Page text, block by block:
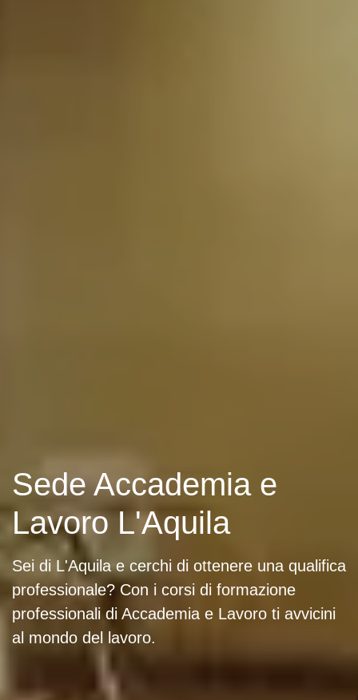
Sede Accademia e
Lavoro L'Aquila
Sei di L'Aquila e cerchi di ottenere una qualifica
professionale? Con i corsi di formazione
professionali di Accademia e Lavoro ti avvicini
al mondo del lavoro.